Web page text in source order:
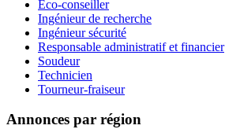
Eco-conseiller
Ingénieur de recherche
Ingénieur sécurité
Responsable administratif et financier
Soudeur
Technicien
Tourneur-fraiseur
Annonces par région